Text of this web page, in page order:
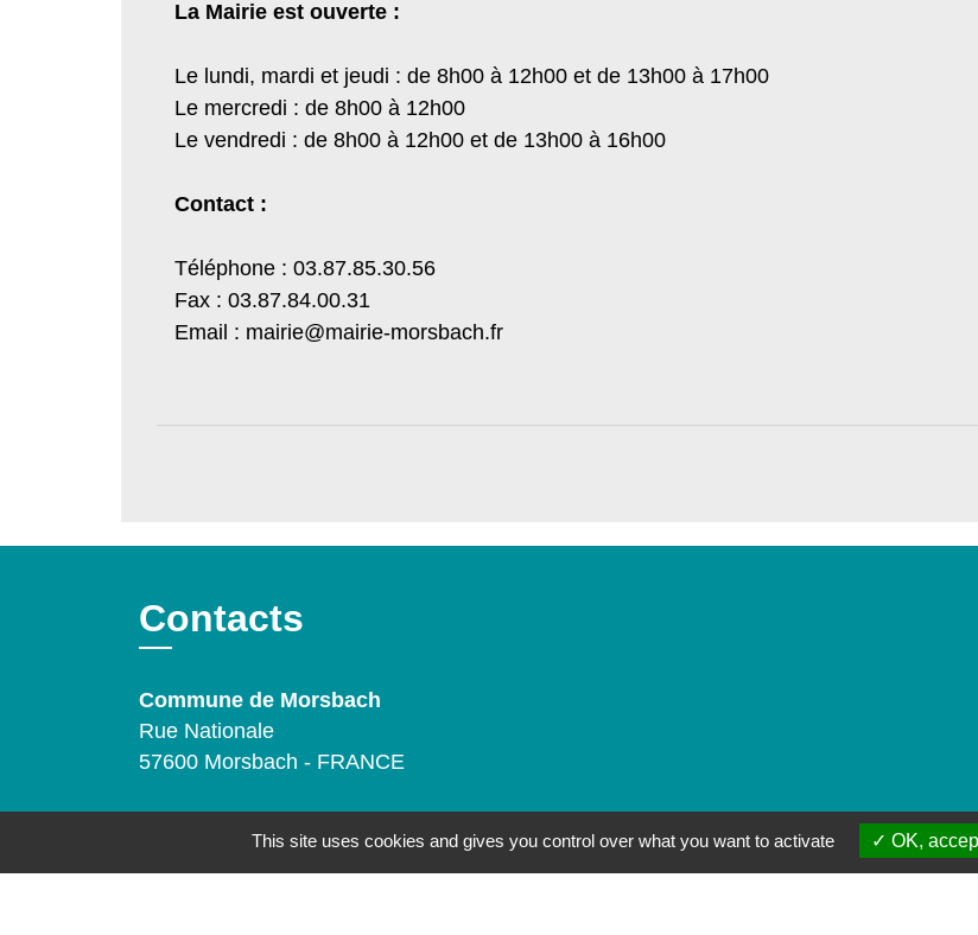
La Mairie est ouverte :
Le lundi, mardi et jeudi : de 8h00 à 12h00 et de 13h00 à 17h00
Le mercredi : de 8h00 à 12h00
Le vendredi : de 8h00 à 12h00 et de 13h00 à 16h00
Contact :
Téléphone : 03.87.85.30.56
Fax : 03.87.84.00.31
Email : mairie@mairie-morsbach.fr
Contacts
Commune de Morsbach
Rue Nationale
57600 Morsbach - FRANCE
Mentions légales - Politique de confidentialité - Accessibilité - Plan du site Gestion
This site uses cookies and gives you control over what you want to activate OK,